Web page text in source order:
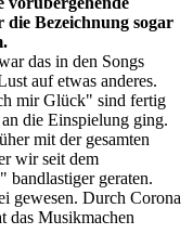
Bezeichnung sogar
das in den Songs
auf etwas anderes.
mir Glück" sind fertig
die Einspielung ging.
mit der gesamten
wir seit dem
bandlastiger geraten.
gewesen. Durch Corona
das Musikmachen